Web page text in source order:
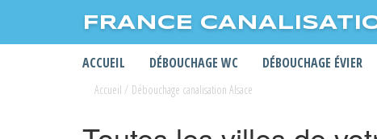
FRANCE
ACCUEIL DÉBOUCHAGE WC DÉBOUCHAGE ÉVIER
Accueil / Débouchage canalisation Alsace